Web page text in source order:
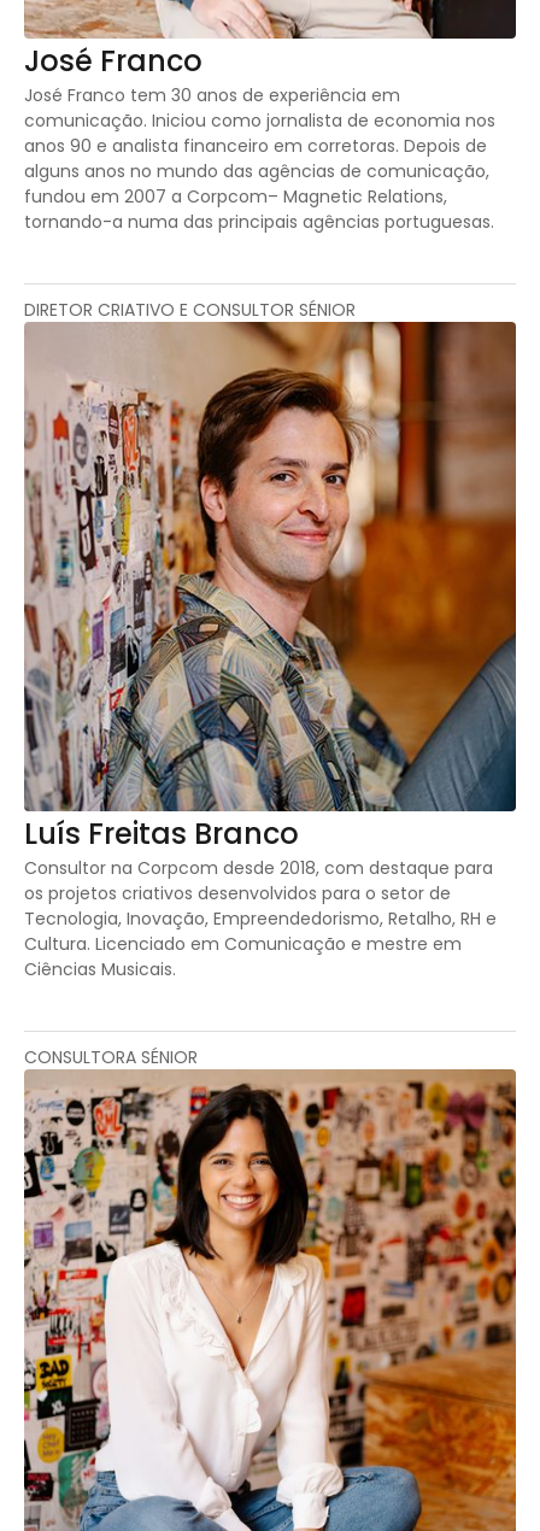
José Franco
José Franco tem 30 anos de experiência em
comunicação. Iniciou como jornalista de economia nos
anos 90 e analista financeiro em corretoras. Depois de
alguns anos no mundo das agências de comunicação,
fundou em 2007 a Corpcom– Magnetic Relations,
tornando-a numa das principais agências portuguesas.
DIRETOR CRIATIVO E CONSULTOR SÉNIOR
Luís Freitas Branco
Consultor na Corpcom desde 2018, com destaque para
os projetos criativos desenvolvidos para o setor de
Tecnologia, Inovação, Empreendedorismo, Retalho, RH e
Cultura. Licenciado em Comunicação e mestre em
Ciências Musicais.
CONSULTORA SÉNIOR